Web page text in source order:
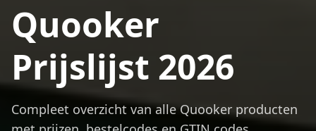
Quooker
Prijslijst 2026
Compleet overzicht van alle Quooker producten